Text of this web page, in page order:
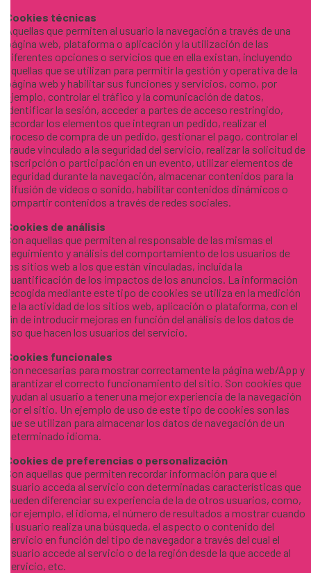
Cookies técnicas
Aquellas que permiten al usuario la navegación a través de una
página web, plataforma o aplicación y la utilización de las
diferentes opciones o servicios que en ella existan, incluyendo
aquellas que se utilizan para permitir la gestión y operativa de la
página web y habilitar sus funciones y servicios, como, por
ejemplo, controlar el tráfico y la comunicación de datos,
identificar la sesión, acceder a partes de acceso restringido,
recordar los elementos que integran un pedido, realizar el
proceso de compra de un pedido, gestionar el pago, controlar el
fraude vinculado a la seguridad del servicio, realizar la solicitud de
inscripción o participación en un evento, utilizar elementos de
seguridad durante la navegación, almacenar contenidos para la
difusión de vídeos o sonido, habilitar contenidos dinámicos o
compartir contenidos a través de redes sociales.
Cookies de análisis
Son aquellas que permiten al responsable de las mismas el
seguimiento y análisis del comportamiento de los usuarios de
los sitios web a los que están vinculadas, incluida la
cuantificación de los impactos de los anuncios. La información
recogida mediante este tipo de cookies se utiliza en la medición
de la actividad de los sitios web, aplicación o plataforma, con el
fin de introducir mejoras en función del análisis de los datos de
uso que hacen los usuarios del servicio.
Cookies funcionales
Son necesarias para mostrar correctamente la página web/App y
garantizar el correcto funcionamiento del sitio. Son cookies que
ayudan al usuario a tener una mejor experiencia de la navegación
por el sitio. Un ejemplo de uso de este tipo de cookies son las
que se utilizan para almacenar los datos de navegación de un
determinado idioma.
Cookies de preferencias o personalización
Son aquellas que permiten recordar información para que el
usuario acceda al servicio con determinadas características que
pueden diferenciar su experiencia de la de otros usuarios, como,
por ejemplo, el idioma, el número de resultados a mostrar cuando
el usuario realiza una búsqueda, el aspecto o contenido del
servicio en función del tipo de navegador a través del cual el
usuario accede al servicio o de la región desde la que accede al
servicio, etc.